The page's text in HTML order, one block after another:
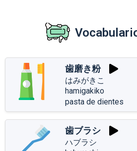
歯磨き粉
はみがきこ
hamigakiko
pasta de dientes
歯ブラシ
ハブラシ